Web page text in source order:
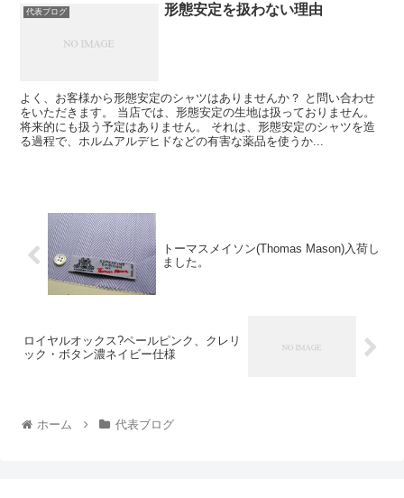
代表ブログ 形態安定を扱わない理由
よく、お客様から形態安定のシャツはありませんか？ と問い合わせ
をいただきます。 当店では、形態安定の生地は扱っておりません。
将来的にも扱う予定はありません。 それは、形態安定のシャツを造
る過程で、ホルムアルデヒドなどの有害な薬品を使うか...
トーマスメイソン(Thomas Mason)入荷し
ました。
ロイヤルオックス?ペールピンク、クレリ
ック・ボタン濃ネイビー仕様
ホーム 代表ブログ